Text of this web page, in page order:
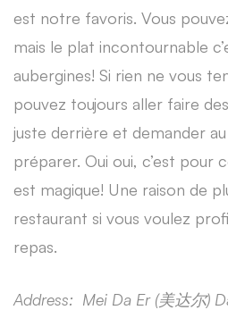
est notre favoris. Vous
mais le plat incontournable
aubergines! Si rien ne vous
pouvez toujours aller faire
juste derrière et demander
préparer. Oui oui, c’est pour
est magique! Une raison de
restaurant si vous voulez
repas.
Address: Mei Da Er (美达尔)